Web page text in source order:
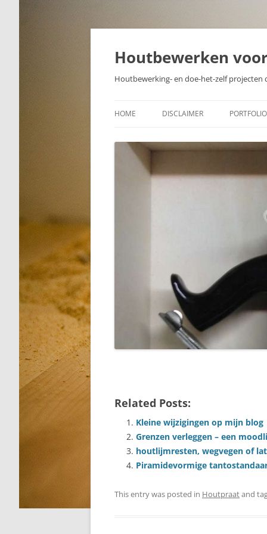
Skip
Houtbewerken
Houtbewerking- en doe-het-zelf projecten
HOME DISCLAIMER PORTFOLIO
Related Posts:
Kleine wijzigingen op mijn blog
Grenzen verleggen – een
houtlijmresten, wegvegen of
Piramidevormige
This entry was posted in Houtpraatand